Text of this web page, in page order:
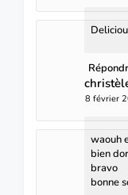
8 février
waouh
bien
bravo
bonne